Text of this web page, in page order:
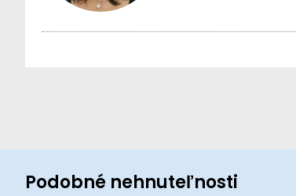
Podobné nehnuteľnosti